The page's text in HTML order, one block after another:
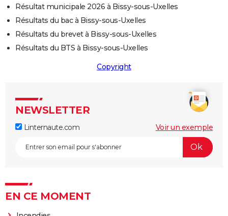
Résultat municipale 2026 à Bissy-sous-Uxelles
Résultats du bac à Bissy-sous-Uxelles
Résultats du brevet à Bissy-sous-Uxelles
Résultats du BTS à Bissy-sous-Uxelles
Copyright
NEWSLETTER
Linternaute.com Voir un exemple
EN CE MOMENT